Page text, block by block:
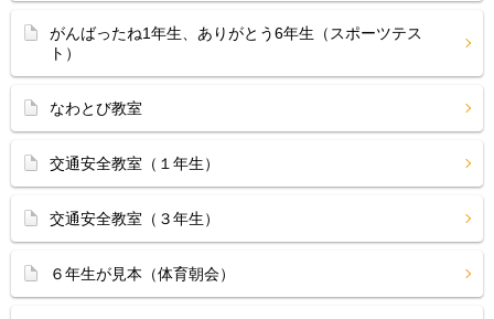
がんばったね1年生、ありがとう6年生（スポーツテス
ト）
なわとび教室
交通安全教室（１年生）
交通安全教室（３年生）
６年生が見本（体育朝会）